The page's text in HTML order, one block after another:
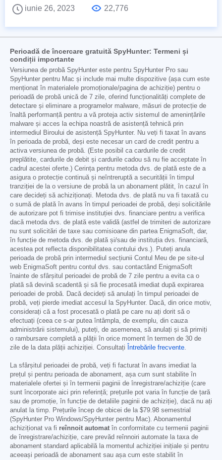
iunie 26, 2023
22,776
Perioadă de încercare gratuită SpyHunter: Termeni și
condiții importante
Versiunea de probă SpyHunter este pentru SpyHunter Pro sau
SpyHunter pentru Mac și include mai multe dispozitive (așa cum este
menționat în materialele promoționale/pagina de achiziție) pentru o
perioadă de probă unică de 7 zile, oferind funcționalități complete de
detectare și eliminare a programelor malware, măsuri de protecție de
înaltă performanță pentru a vă proteja activ sistemul de amenințările
malware și acces la echipa noastră de asistență tehnică prin
intermediul Biroului de asistență SpyHunter. Nu veți fi taxat în avans
în perioada de probă, deși este necesar un card de credit pentru a
activa versiunea de probă. (Este posibil ca cardurile de credit
preplătite, cardurile de debit și cardurile cadou să nu fie acceptate în
cadrul acestei oferte.) Cerința pentru metoda dvs. de plată este de a
asigura o protecție continuă și neîntreruptă a securității în timpul
tranziției de la o versiune de probă la un abonament plătit, în cazul în
care decideți să achiziționați. Metoda dvs. de plată nu va fi taxată cu
o sumă de plată în avans în timpul perioadei de probă, deși solicitările
de autorizare pot fi trimise instituției dvs. financiare pentru a verifica
dacă metoda dvs. de plată este validă (astfel de trimiteri de autorizare
nu sunt solicitări de taxe sau comisioane din partea EnigmaSoft, dar,
în funcție de metoda dvs. de plată și/sau de instituția dvs. financiară,
acestea pot reflecta disponibilitatea contului dvs.). Puteți anula
perioada de probă prin intermediul secțiunii Contul Meu de pe site-ul
web EnigmaSoft pentru contul dvs. sau contactând EnigmaSoft
înainte de sfârșitul perioadei de probă de 7 zile pentru a evita ca o
plată să devină scadentă și să fie procesată imediat după expirarea
perioadei de probă. Dacă decideți să anulați în timpul perioadei de
probă, veți pierde imediat accesul la SpyHunter. Dacă, din orice motiv,
considerați că a fost procesată o plată pe care nu ați dorit să o
efectuați (ceea ce s-ar putea întâmpla, de exemplu, din cauza
administrării sistemului), puteți, de asemenea, să anulați și să primiți
o rambursare completă a plății în orice moment în termen de 30 de
zile de la data plății achiziției. Consultați
Întrebările frecvente.
La sfârșitul perioadei de probă, veți fi facturat în avans imediat la
prețul și pentru perioada de abonament, așa cum sunt stabilite în
materialele ofertei și în termenii paginii de înregistrare/achiziție (care
sunt încorporate aici prin referință; prețurile pot varia în funcție de țară
sau de promoție, în funcție de detaliile paginii de achiziție), dacă nu ați
anulat la timp. Prețurile încep de obicei de la $79.98 semestrial
(SpyHunter Pro Windows/SpyHunter pentru Mac). Abonamentul
achiziționat va fi reînnoit automat în conformitate cu termenii paginii
de înregistrare/achiziție, care prevăd reînnoiri automate la taxa de
abonament standard aplicabilă la momentul achiziției inițiale și pentru
aceeași perioadă de abonament sau așa cum este stabilit în